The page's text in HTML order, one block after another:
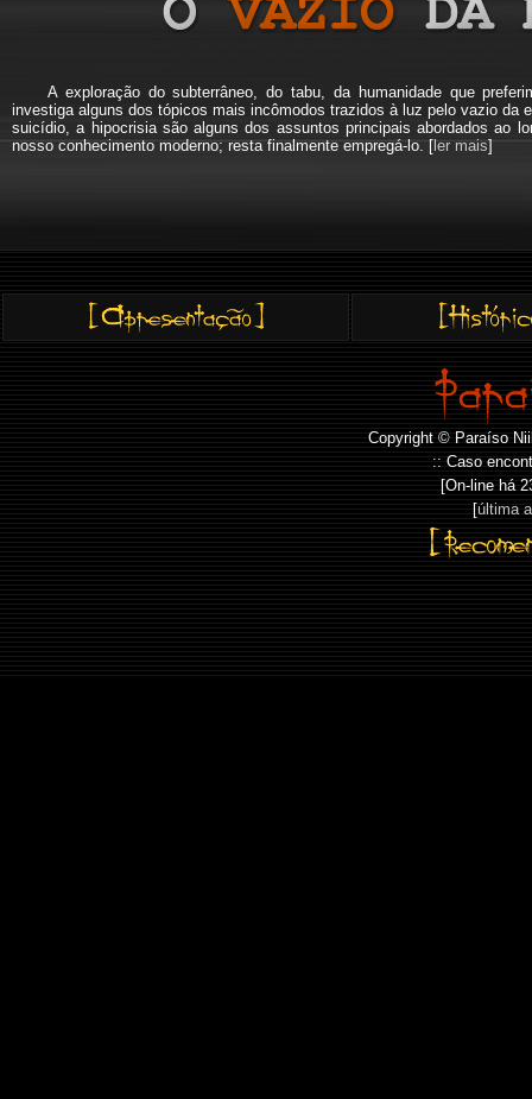
A exploração do subterrâneo, do tabu, da humanidade que
investiga alguns dos tópicos mais incômodos trazidos à luz pelo vazio da
suicídio, a hipocrisia são alguns dos assuntos principais abordados ao
nosso conhecimento moderno; resta finalmente empregá-lo. [ler mais]
Copyright © Paraíso
:: Caso
[On-line há
[última